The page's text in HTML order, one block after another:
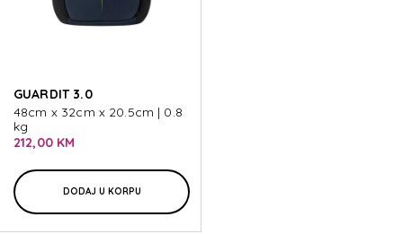
GUARDIT 3.0
48cm x 32cm x 20.5cm | 0.8
kg
212,00 KM
DODAJ U KORPU